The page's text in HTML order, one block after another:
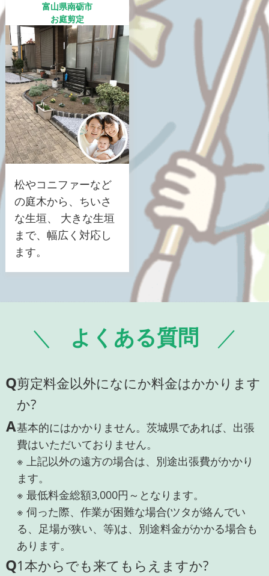
富山県南砺市
お庭剪定
松やコニファーなど
の庭木から、ちいさ
な生垣、 大きな生垣
まで、幅広く対応し
ます。
よくある質問
Q剪定料金以外になにか料金はかかります
か?
A基本的にはかかりません。茨城県であれば、出張
費はいただいておりません。
※ 上記以外の遠方の場合は、別途出張費がかかり
ます。
※ 最低料金総額3,000円～となります。
※ 伺った際、作業が困難な場合(ツタが絡んでい
る、足場が狭い、等)は、別途料金がかかる場合も
あります。
Q1本からでも来てもらえますか?